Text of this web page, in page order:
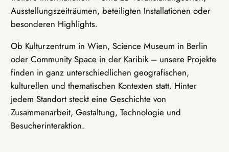
Ausstellungszeiträumen, beteiligten Installationen oder
besonderen Highlights.
Ob Kulturzentrum in Wien, Science Museum in Berlin
oder Community Space in der Karibik – unsere Projekte
finden in ganz unterschiedlichen geografischen,
kulturellen und thematischen Kontexten statt. Hinter
jedem Standort steckt eine Geschichte von
Zusammenarbeit, Gestaltung, Technologie und
Besucherinteraktion.